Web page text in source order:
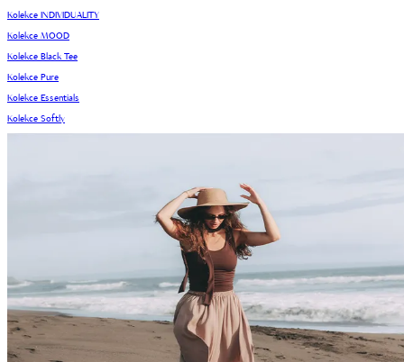
Kolekce INDIVIDUALITY
Kolekce MOOD
Kolekce Black Tee
Kolekce Pure
Kolekce Essentials
Kolekce Softly